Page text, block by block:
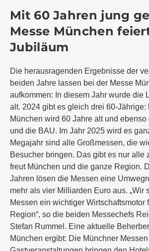
Mit 60 Jahren jung
Messe München
Jubiläum
Die herausragenden Ergebnisse der
beiden Jahre lassen bei der Messe
aufkommen: In diesem Jahr wurde die
alt. 2024 gibt es gleich drei 60-Jährige:
München wird 60 Jahre alt und
und die BAU. Im Jahr 2025 wird es
Megajahr sind alle Großmessen, die
Besucher bringen. Das gibt es nur alle
freut München und die ganze Region.
Jahren lösen die Messen eine
mehr als vier Milliarden Euro aus. „Wir
Messen ein wichtiger Wirtschaftsmotor
Region“, so die beiden Messechefs
Stefan Rummel. Eine aktuelle
München ergibt: Die Münchner Messen